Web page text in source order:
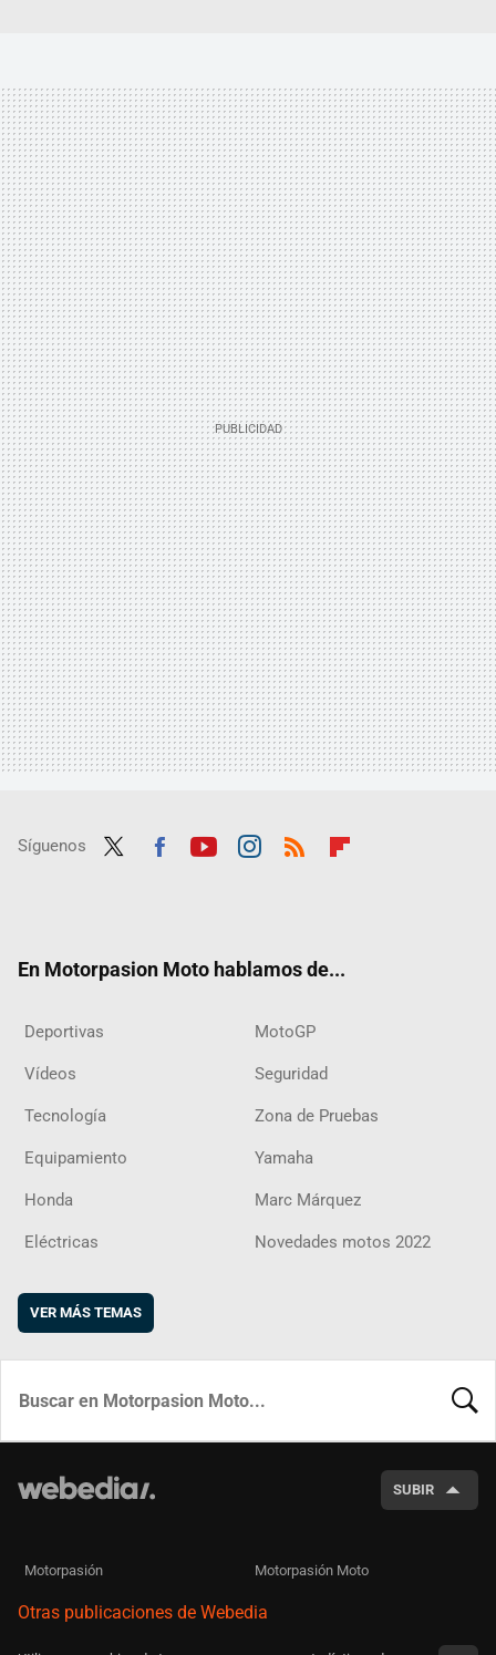
Síguenos
En Motorpasion Moto hablamos de...
Deportivas MotoGP
Vídeos Seguridad
Tecnología Zona de Pruebas
Equipamiento Yamaha
Honda Marc Márquez
Eléctricas Novedades motos 2022
VER MÁS TEMAS
SUBIR
Motorpasión Motorpasión Moto
Otras publicaciones de Webedia